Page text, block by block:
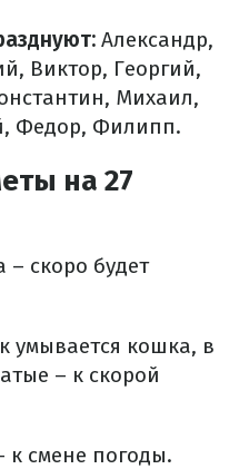
Александр,
Виктор, Георгий,
Михаил,
Федор, Филипп.
на 27
– скоро будет
умывается кошка, в
– к скорой
смене погоды.